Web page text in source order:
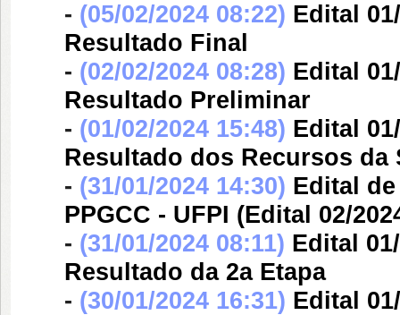
- (05/02/2024 08:22) Edital
Resultado Final
- (02/02/2024 08:28) Edital
Resultado Preliminar
- (01/02/2024 15:48) Edital
Resultado dos Recursos da
- (31/01/2024 14:30) Edital
PPGCC - UFPI (Edital 02/
- (31/01/2024 08:11) Edital
Resultado da 2a Etapa
- (30/01/2024 16:31) Edital